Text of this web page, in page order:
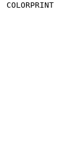
COLORPRINT